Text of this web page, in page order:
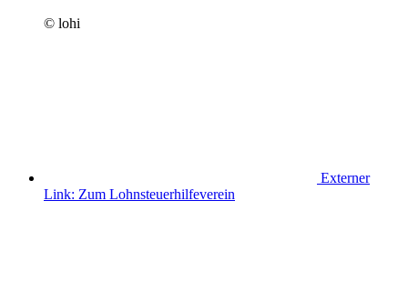
© lohi
Externer
Link: Zum Lohnsteuerhilfeverein